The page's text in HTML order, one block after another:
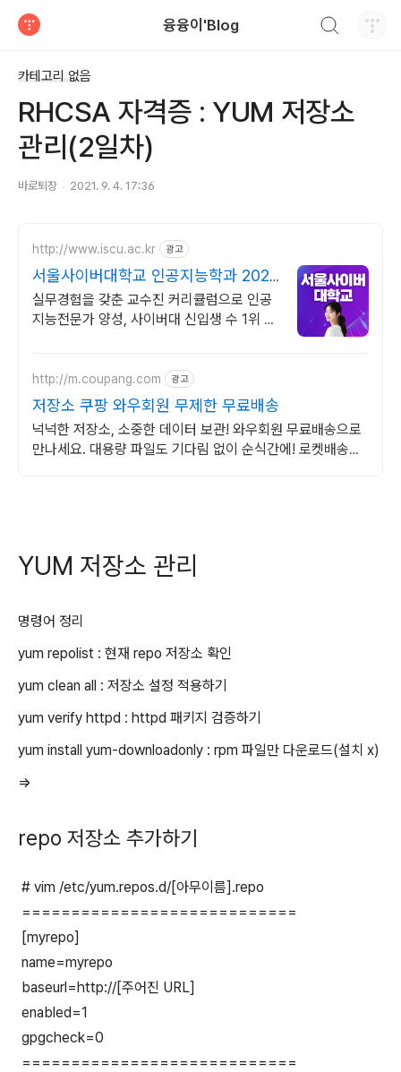
융융이'Blog
카테고리 없음
RHCSA 자격증 : YUM 저장소
관리(2일차)
바로퇴장 2021. 9. 4. 17:36
http://www.iscu.ac.kr 광고
서울사이버대학교 인공지능학과 2026
가을학기 신편입생
실무경험을 갖춘 교수진 커리큘럼으로 인공
지능전문가 양성, 사이버대 신입생 수 1위 장
http://m.coupang.com 광고
저장소 쿠팡 와우회원 무제한 무료배송
넉넉한 저장소, 소중한 데이터 보관! 와우회원 무료배송으로
만나세요. 대용량 파일도 기다림 없이 순식간에! 로켓배송으
YUM 저장소 관리
명령어 정리
yum repolist : 현재 repo 저장소 확인
yum clean all : 저장소 설정 적용하기
yum verify httpd : httpd 패키지 검증하기
yum install yum-downloadonly : rpm 파일만 다운로드(설치 x)
=>
repo 저장소 추가하기
# vim /etc/yum.repos.d/[아무이름].repo
============================
[myrepo]
name=myrepo
baseurl=http://[주어진 URL]
enabled=1
gpgcheck=0
============================